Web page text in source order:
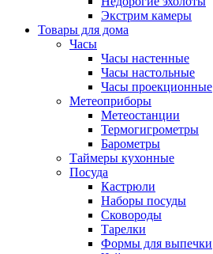
Экстрим камеры
Товары для дома
Часы
Часы настенные
Часы настольные
Часы проекционные
Метеоприборы
Метеостанции
Термогигрометры
Барометры
Таймеры кухонные
Посуда
Кастрюли
Наборы посуды
Сковороды
Тарелки
Формы для выпечки